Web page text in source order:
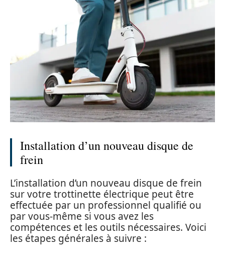
Installation d’un nouveau disque de
frein
L’installation d’un nouveau disque de frein
sur votre trottinette électrique peut être
effectuée par un professionnel qualifié ou
par vous-même si vous avez les
compétences et les outils nécessaires. Voici
les étapes générales à suivre :